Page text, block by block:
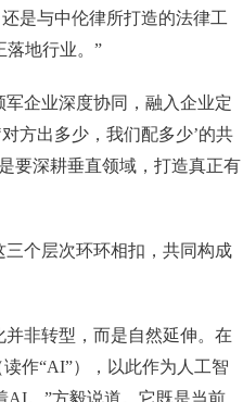
是与中伦律所打造的法律工
落地行业。”
企业深度协同，融入企业定
方出多少，我们配多少’的共
要深耕垂直领域，打造真正有
个层次环环相扣，共同构成
非转型，而是自然延伸。在
作“AI”），以此作为人工智
AI。”方毅说道。它既是当前